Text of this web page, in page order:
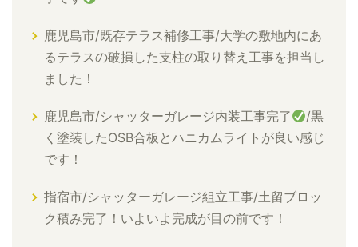
鹿児島市/既存テラス補修工事/大学の敷地内にあ
るテラスの破損した支柱の取り替え工事を担当し
ました！
鹿児島市/シャッターガレージ内装工事完了
/黒
く塗装したOSB合板とハニカムライトが良い感じ
です！
指宿市/シャッターガレージ組立工事/土留ブロッ
ク積み完了！いよいよ完成が目の前です！